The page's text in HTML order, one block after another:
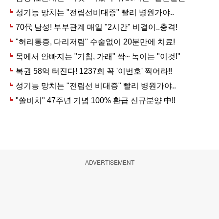
ADVERTISEMENT